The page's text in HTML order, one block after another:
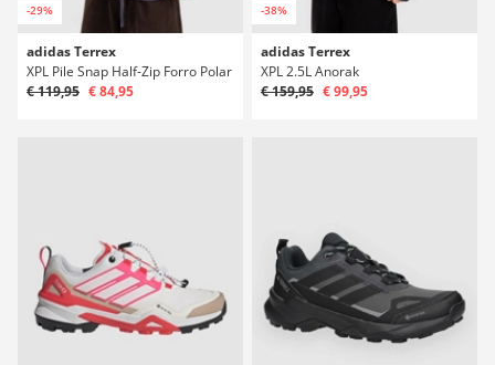
-29%
adidas Terrex
XPL Pile Snap Half-Zip Forro Polar
€ 119,95 € 84,95
-38%
adidas Terrex
XPL 2.5L Anorak
€ 159,95 € 99,95